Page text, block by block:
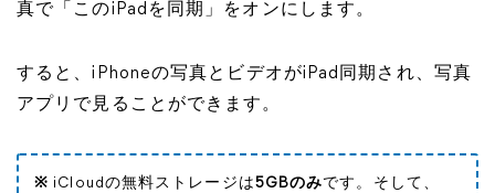
真で「このiPadを同期」をオンにします。
すると、iPhoneの写真とビデオがiPad同期され、写真
アプリで見ることができます。
※ iCloudの無料ストレージは5GBのみです。そして、